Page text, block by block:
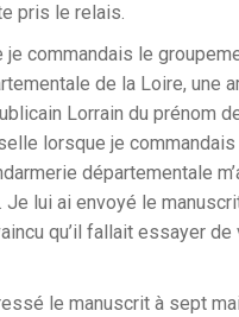
pris le relais.
je commandais le
de la Loire, une
Lorrain du prénom
lorsque je commandais
départementale
Je lui ai envoyé le
qu’il fallait essayer de
le manuscrit à sept